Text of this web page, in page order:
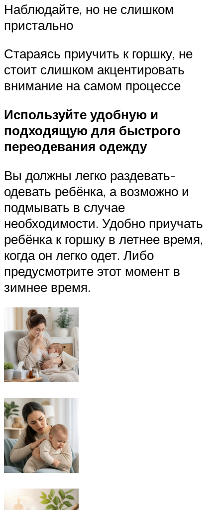
Наблюдайте, но не слишком
пристально
Стараясь приучить к горшку, не
стоит слишком акцентировать
внимание на самом процессе
Используйте удобную и
подходящую для быстрого
переодевания одежду
Вы должны легко раздевать-
одевать ребёнка, а возможно и
подмывать в случае
необходимости. Удобно приучать
ребёнка к горшку в летнее время,
когда он легко одет. Либо
предусмотрите этот момент в
зимнее время.